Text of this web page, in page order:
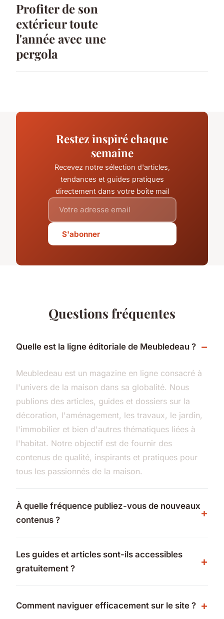
Profiter de son
extérieur toute
l'année avec une
pergola
Restez inspiré chaque
semaine
Recevez notre sélection d'articles,
tendances et guides pratiques
directement dans votre boîte mail
S'abonner
Questions fréquentes
Quelle est la ligne éditoriale de Meubledeau ?
Meubledeau est un magazine en ligne consacré à
l'univers de la maison dans sa globalité. Nous
publions des articles, guides et dossiers sur la
décoration, l'aménagement, les travaux, le jardin,
l'immobilier et bien d'autres thématiques liées à
l'habitat. Notre objectif est de fournir des
contenus de qualité, inspirants et pratiques pour
tous les passionnés de la maison.
À quelle fréquence publiez-vous de nouveaux
contenus ?
Les guides et articles sont-ils accessibles
gratuitement ?
Comment naviguer efficacement sur le site ?